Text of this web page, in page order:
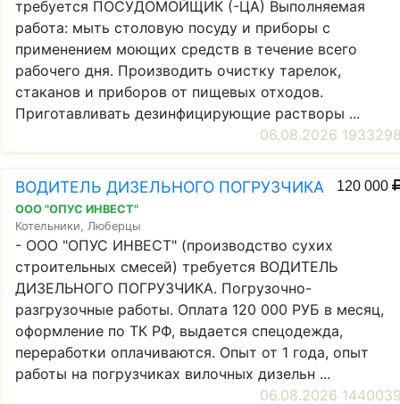
требуется ПОСУДОМОЙЩИК (-ЦА) Выполняемая
работа: мыть столовую посуду и приборы с
применением моющих средств в течение всего
рабочего дня. Производить очистку тарелок,
стаканов и приборов от пищевых отходов.
Приготавливать дезинфицирующие растворы ...
06.08.2026
ВОДИТЕЛЬ ДИЗЕЛЬНОГО ПОГРУЗЧИКА 120 000
ООО "ОПУС ИНВЕСТ"
Котельники, Люберцы
- ООО "ОПУС ИНВЕСТ" (производство сухих
строительных смесей) требуется ВОДИТЕЛЬ
ДИЗЕЛЬНОГО ПОГРУЗЧИКА. Погрузочно-
разгрузочные работы. Оплата 120 000 РУБ в месяц,
оформление по ТК РФ, выдается спецодежда,
переработки оплачиваются. Опыт от 1 года, опыт
работы на погрузчиках вилочных дизельн ...
06.08.2026